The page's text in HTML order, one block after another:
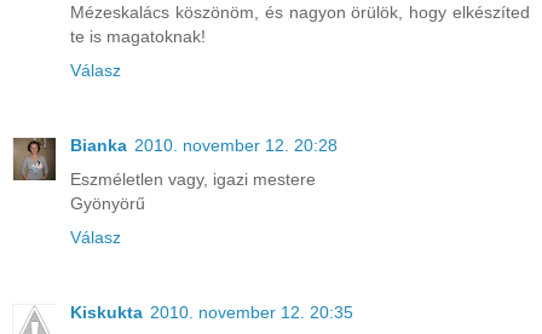
Mézeskalács köszönöm, és nagyon örülök, hogy elkészíted
te is magatoknak!
Válasz
Bianka 2010. november 12. 20:28
Eszméletlen vagy, igazi mestere
Gyönyörű
Válasz
Kiskukta 2010. november 12. 20:35